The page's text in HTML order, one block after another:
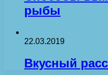
рыбы
22.03.2019
Вкусный